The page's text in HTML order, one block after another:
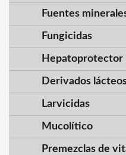
Fuentes
Fungicidas
Hepatoprotector
Derivados
Larvicidas
Mucolítico
Premezclas de